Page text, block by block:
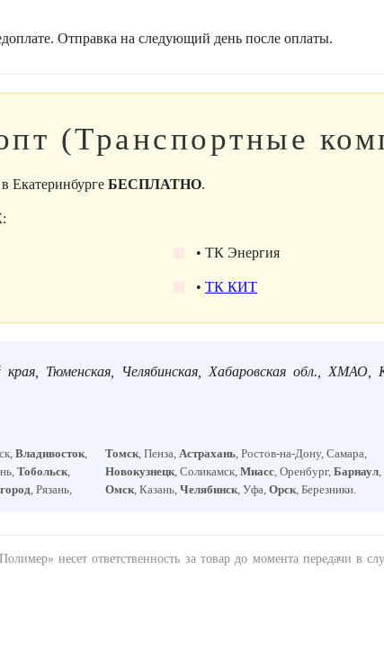
Отправка на следующий день после оплаты.
(Транспортные
Екатеринбурге БЕСПЛАТНО.
• ТК Энергия
• ТК КИТ
Тюменская, Челябинская, Хабаровская обл., ХМАО,
Владивосток,
Тобольск,
, Рязань,
Томск, Пенза, Астрахань, Ростов-на-Дону, Самара,
Новокузнецк, Соликамск, Миасс, Оренбург, Барнаул,
Омск, Казань, Челябинск, Уфа, Орск, Березники.
несет ответственность за товар до момента передачи в